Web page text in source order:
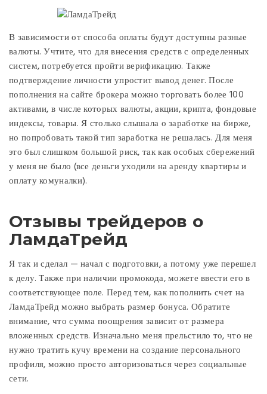
В зависимости от способа оплаты будут доступны разные
валюты. Учтите, что для внесения средств с определенных
систем, потребуется пройти верификацию. Также
подтверждение личности упростит вывод денег. После
пополнения на сайте брокера можно торговать более 100
активами, в числе которых валюты, акции, крипта, фондовые
индексы, товары. Я столько слышала о заработке на бирже,
но попробовать такой тип заработка не решалась. Для меня
это был слишком большой риск, так как особых сбережений
у меня не было (все деньги уходили на аренду квартиры и
оплату комуналки).
Отзывы трейдеров о
ЛамдаТрейд
Я так и сделал — начал с подготовки, а потому уже перешел
к делу. Также при наличии промокода, можете ввести его в
соответствующее поле. Перед тем, как пополнить счет на
ЛамдаТрейд можно выбрать размер бонуса. Обратите
внимание, что сумма поощрения зависит от размера
вложенных средств. Изначально меня прельстило то, что не
нужно тратить кучу времени на создание персонального
профиля, можно просто авторизоваться через социальные
сети.